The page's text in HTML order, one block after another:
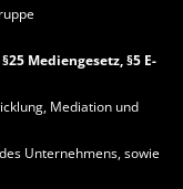
Mediengesetz, §5 E-
Mediation und
Unternehmens, sowie